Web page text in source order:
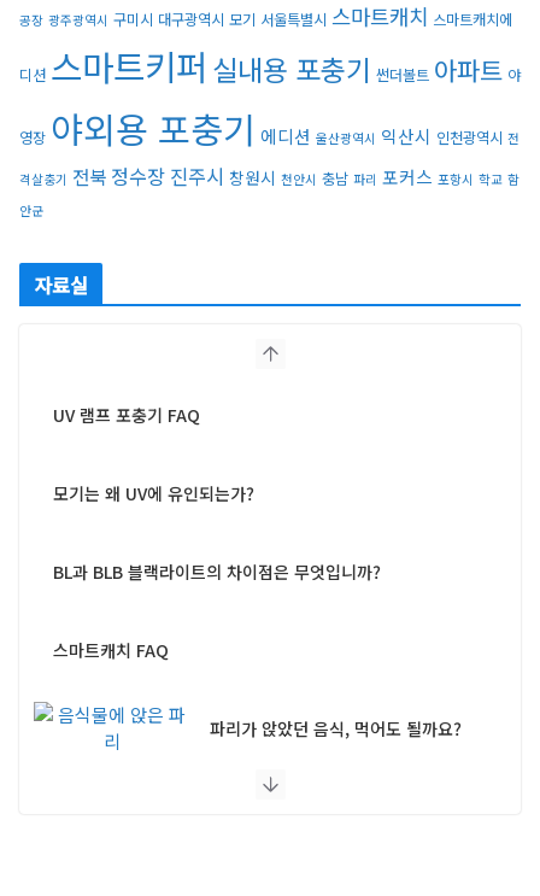
공장 광주광역시 구미시 대구광역시 모기 서울특별시 스마트캐치 스마트캐치에
디션 스마트키퍼 실내용 포충기 썬더볼트 아파트 야
영장 야외용 포충기 에디션 울산광역시 익산시 인천광역시 전
격살충기 전북 정수장 진주시 창원시 천안시 충남 파리 포커스 포항시 학교 함
안군
자료실
UV 램프 포충기 FAQ
모기는 왜 UV에 유인되는가?
BL과 BLB 블랙라이트의 차이점은 무엇입니까?
스마트캐치 FAQ
파리가 앉았던 음식, 먹어도 될까요?